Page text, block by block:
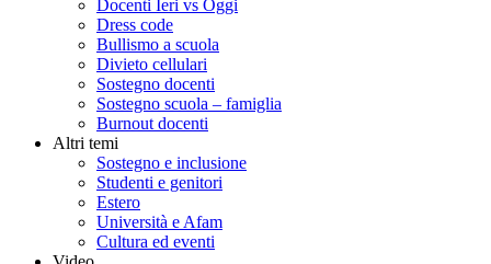
Docenti Ieri vs Oggi
Dress code
Bullismo a scuola
Divieto cellulari
Sostegno docenti
Sostegno scuola – famiglia
Burnout docenti
Altri temi
Sostegno e inclusione
Studenti e genitori
Estero
Università e Afam
Cultura ed eventi